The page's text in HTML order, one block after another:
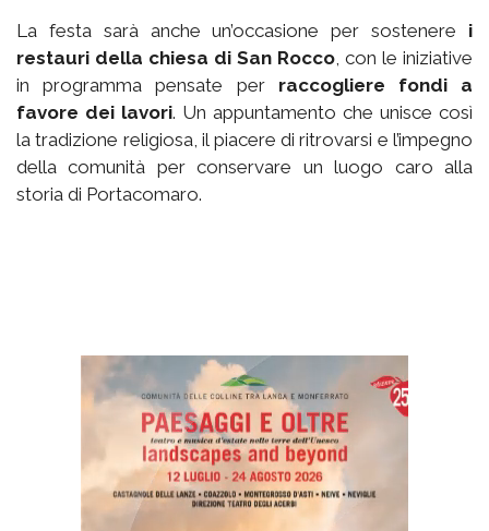
La festa sarà anche un’occasione per sostenere i
restauri della chiesa di San Rocco, con le iniziative
in programma pensate per raccogliere fondi a
favore dei lavori. Un appuntamento che unisce così
la tradizione religiosa, il piacere di ritrovarsi e l’impegno
della comunità per conservare un luogo caro alla
storia di Portacomaro.